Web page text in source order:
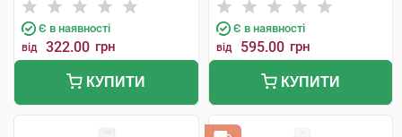
Є в наявності
від 322.00 грн
КУПИТИ
Є в наявності
від 595.00 грн
КУПИТИ